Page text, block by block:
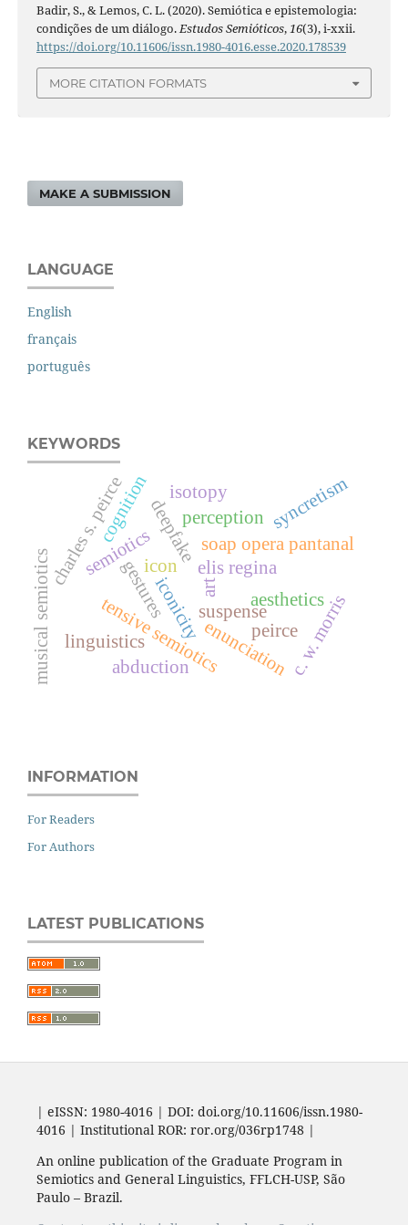
Badir, S., & Lemos, C. L. (2020). Semiótica e epistemologia:
condições de um diálogo.Estudos Semióticos,16(3), i-xxii.
https://doi.org/10.11606/issn.1980-4016.esse.2020.178539
MORE CITATION FORMATS
MAKE A SUBMISSION
LANGUAGE
English
français
português
KEYWORDS
peirce
aesthetics
art
icon
gesturesiconicity
elis regina
deepfake
tensive semioticsenunciation
suspense
linguistics
semiotics
charles s. peirce soap opera pantanal
cognition perception
abduction
syncretism
musical semiotics c. w. morris
isotopy
INFORMATION
For Readers
For Authors
LATEST PUBLICATIONS
| eISSN: 1980-4016 | DOI: doi.org/10.11606/issn.1980-
4016 | Institutional ROR: ror.org/036rp1748 |
An online publication of the Graduate Program in
Semiotics and General Linguistics, FFLCH-USP, São
Paulo – Brazil.